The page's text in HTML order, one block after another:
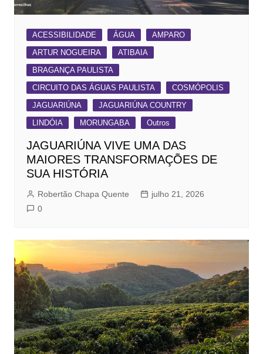
ACESSIBILIDADE ÁGUA
AMPARO
ARTUR NOGUEIRA
ATIBAIA
BRAGANÇA PAULISTA
CIRCUITO DAS ÁGUAS PAULISTA
COSMÓPOLIS
JAGUARIÚNA
JAGUARIÚNA COUNTRY
LINDÓIA
MORUNGABA Outros
JAGUARIÚNA VIVE UMA DAS
MAIORES TRANSFORMAÇÕES DE
SUA HISTÓRIA
Robertão Chapa Quente
julho 21, 2026
0